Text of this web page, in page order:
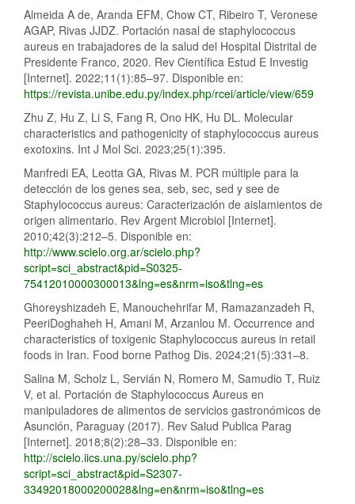
Almeida A de, Aranda EFM, Chow CT, Ribeiro T, Veronese
AGAP, Rivas JJDZ. Portación nasal de staphylococcus
aureus en trabajadores de la salud del Hospital Distrital de
Presidente Franco, 2020. Rev Científica Estud E Investig
[Internet]. 2022;11(1):85–97. Disponible en:
https://revista.unibe.edu.py/index.php/rcei/article/view/659
Zhu Z, Hu Z, Li S, Fang R, Ono HK, Hu DL. Molecular
characteristics and pathogenicity of staphylococcus aureus
exotoxins. Int J Mol Sci. 2023;25(1):395.
Manfredi EA, Leotta GA, Rivas M. PCR múltiple para la
detección de los genes sea, seb, sec, sed y see de
Staphylococcus aureus: Caracterización de aislamientos de
origen alimentario. Rev Argent Microbiol [Internet].
2010;42(3):212–5. Disponible en:
http://www.scielo.org.ar/scielo.php?
script=sci_abstract&pid=S0325-
75412010000300013&lng=es&nrm=iso&tlng=es
Ghoreyshizadeh E, Manouchehrifar M, Ramazanzadeh R,
PeeriDoghaheh H, Amani M, Arzanlou M. Occurrence and
characteristics of toxigenic Staphylococcus aureus in retail
foods in Iran. Food borne Pathog Dis. 2024;21(5):331–8.
Salina M, Scholz L, Servián N, Romero M, Samudio T, Ruiz
V, et al. Portación de Staphylococcus Aureus en
manipuladores de alimentos de servicios gastronómicos de
Asunción, Paraguay (2017). Rev Salud Publica Parag
[Internet]. 2018;8(2):28–33. Disponible en:
http://scielo.iics.una.py/scielo.php?
script=sci_abstract&pid=S2307-
33492018000200028&lng=en&nrm=iso&tlng=es